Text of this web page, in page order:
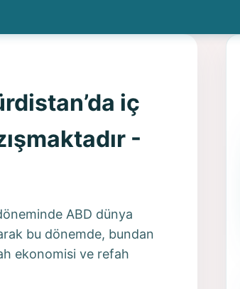
iç
-
ABD dünya
bu dönemde, bundan
ekonomisi ve refah